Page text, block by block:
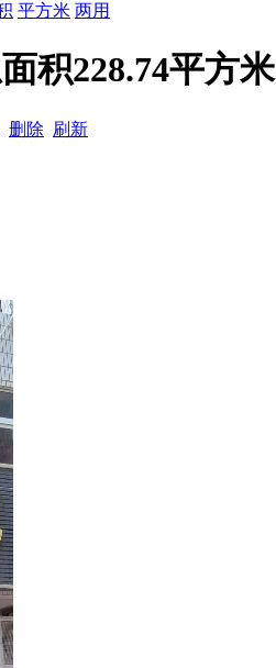
平方米 两用
积228.74平方米
删除 刷新